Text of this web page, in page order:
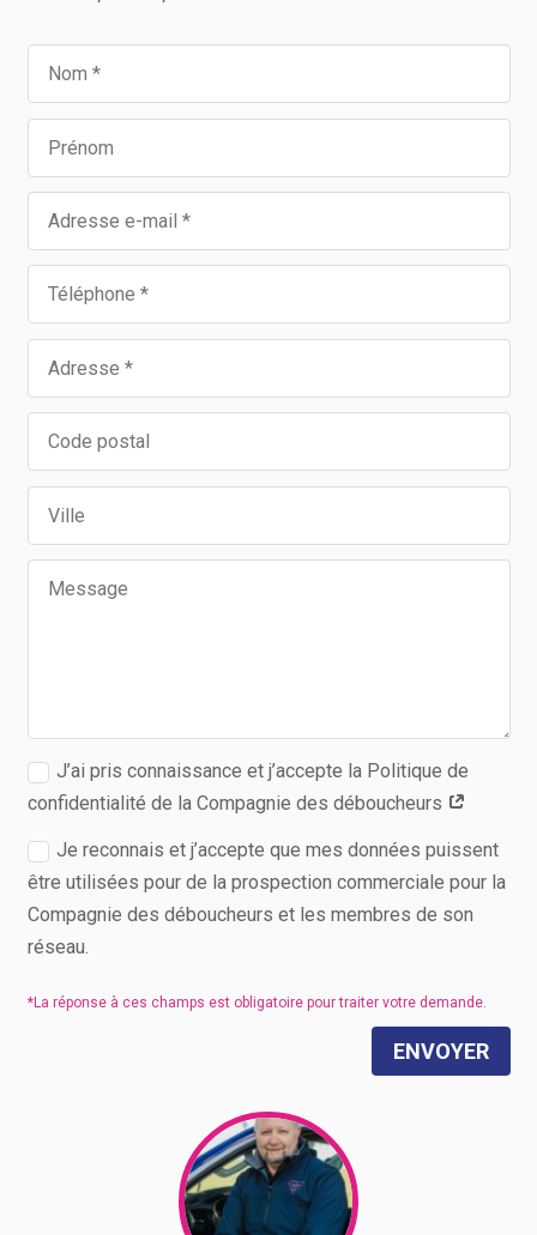
J’ai pris connaissance et j’accepte la Politique de
confidentialité de la Compagnie des déboucheurs
Je reconnais et j’accepte que mes données puissent
être utilisées pour de la prospection commerciale pour la
Compagnie des déboucheurs et les membres de son
réseau.
ENVOYER